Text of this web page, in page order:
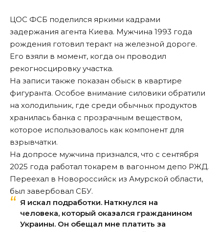
ЦОС ФСБ поделился яркими кадрами
задержания агента Киева. Мужчина 1993 года
рождения готовил теракт на железной дороге.
Его взяли в момент, когда он проводил
рекогносцировку участка.
На записи также показан обыск в квартире
фигуранта. Особое внимание силовики обратили
на холодильник, где среди обычных продуктов
хранилась банка с прозрачным веществом,
которое использовалось как компонент для
взрывчатки.
На допросе мужчина признался, что с сентября
2025 года работал токарем в вагонном депо РЖД.
Переехал в Новороссийск из Амурской области,
был завербовал СБУ.
Я искал подработки. Наткнулся на
человека, который оказался гражданином
Украины. Он обещал мне платить за